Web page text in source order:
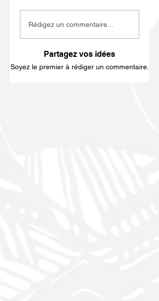
Rédigez un commentaire...
Partagez vos idées
Soyez le premier à rédiger un commentaire.